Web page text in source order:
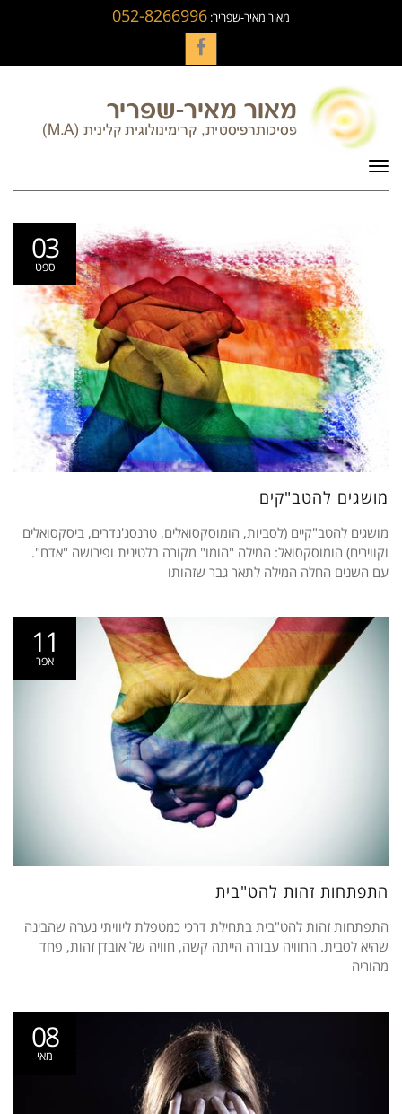
מאור מאיר-שפריר: 052-8266996
Facebook
03
ספט
מושגים להטב"קים
מושגים להטב"קיים (לסביות, הומוסקסואלים, טרנסג'נדרים, ביסקסואלים
וקווירים) הומוסקסואל: המילה "הומו" מקורה בלטינית ופירושה "אדם".
עם השנים החלה המילה לתאר גבר שזהותו
11
אפר
התפתחות זהות להט"בית
התפתחות זהות להט"בית בתחילת דרכי כמטפלת ליוויתי נערה שהבינה
שהיא לסבית. החוויה עבורה הייתה קשה, חוויה של אובדן זהות, פחד
מהוריה
08
מאי